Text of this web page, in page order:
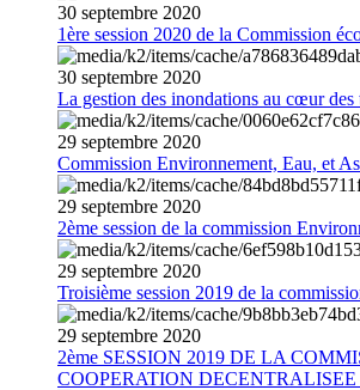
30 septembre 2020
1ère session 2020 de la Commission
30 septembre 2020
La gestion des inondations au cœur
29 septembre 2020
Commission Environnement, Eau, et
29 septembre 2020
2ème session de la commission
29 septembre 2020
Troisième session 2019 de la
29 septembre 2020
2ème SESSION 2019 DE LA
COOPERATION DECENTRALISEE